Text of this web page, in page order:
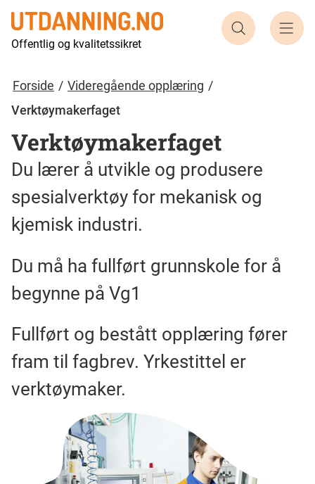
Offentlig og kvalitetssikret
Søk etter
Forside
Videregående opplæring
Verktøymakerfaget
Verktøymakerfaget
Du lærer å utvikle og produsere
spesialverktøy for mekanisk og
kjemisk industri.
Du må ha fullført grunnskole for å
begynne på Vg1
Fullført og bestått opplæring fører
fram til fagbrev. Yrkestittel er
verktøymaker.